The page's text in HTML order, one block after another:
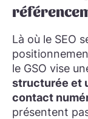
Là où le SEO
le GSO vise
structurée et
contact
présentent